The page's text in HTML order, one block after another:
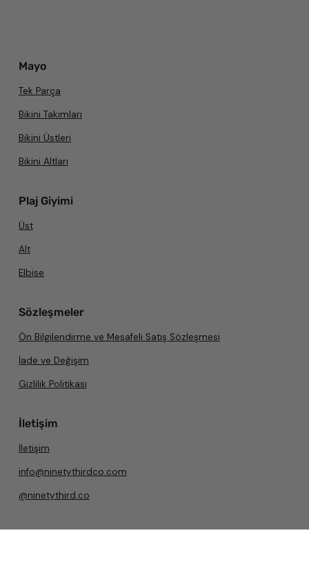
Mayo
Tek Parça
Bikini Takımları
Bikini Üstleri
Bikini Altları
Plaj Giyimi
Üst
Alt
Elbise
Sözleşmeler
Ön Bilgilendirme ve Mesafeli Satış Sözleşmesi
İade ve Değişim
Gizlilik Politikası
İletişim
İletişim
info@ninetythirdco.com
@ninetythird.co